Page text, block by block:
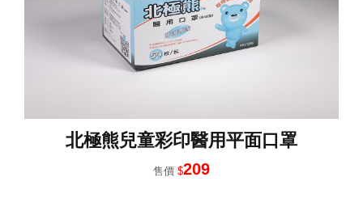
北極熊兒童彩印醫用平面口罩
售價 $209